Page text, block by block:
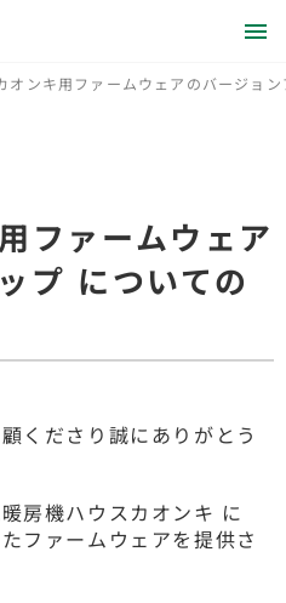
オンキ用ファームウェアのバージョ
ファームウェア
プ についての
くださり誠にありがとう
房機ハウスカオンキ に
ファームウェアを提供さ